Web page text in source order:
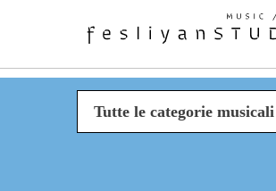
Tutte le categorie musicali